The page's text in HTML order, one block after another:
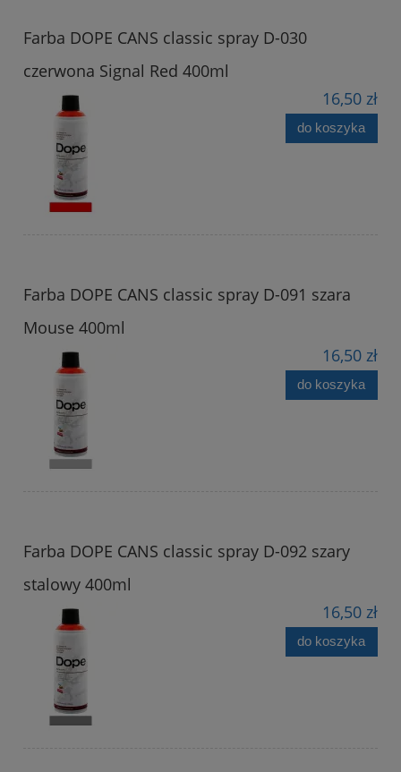
Farba DOPE CANS classic spray D-030
czerwona Signal Red 400ml
16,50 zł
do koszyka
Farba DOPE CANS classic spray D-091 szara
Mouse 400ml
16,50 zł
do koszyka
Farba DOPE CANS classic spray D-092 szary
stalowy 400ml
16,50 zł
do koszyka